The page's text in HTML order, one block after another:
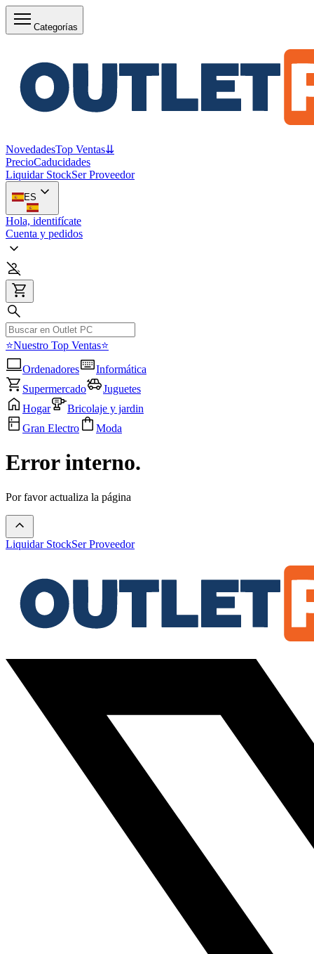
Categorías
NovedadesTop Ventas⇊
PrecioCaducidades
Liquidar StockSer Proveedor
ES
Hola, identifícate
Cuenta y pedidos
⭐Nuestro Top Ventas⭐
Ordenadores
Informática
Supermercado
Juguetes
Hogar
Bricolaje y jardin
Gran Electro
Moda
Error interno.
Por favor actualiza la página
Liquidar StockSer Proveedor